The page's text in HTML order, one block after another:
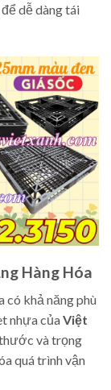
dễ dàng tái
Hàng Hóa
có khả năng phù
nhựa củaViệt
và trọng
quá trình vận